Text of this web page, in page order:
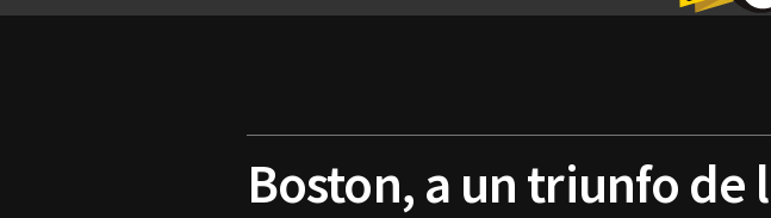
Boston, a un triunfo de